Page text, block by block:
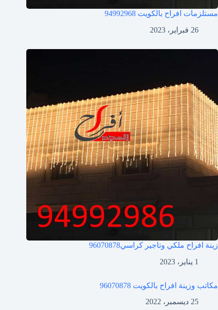
مستلزمات افراح بالكويت 94992968
26 فبراير، 2023
زينة افراح ملكي وتاجير كراسي96070878
1 يناير، 2023
مكاتب وزينة افراح بالكويت 96070878
25 ديسمبر، 2022